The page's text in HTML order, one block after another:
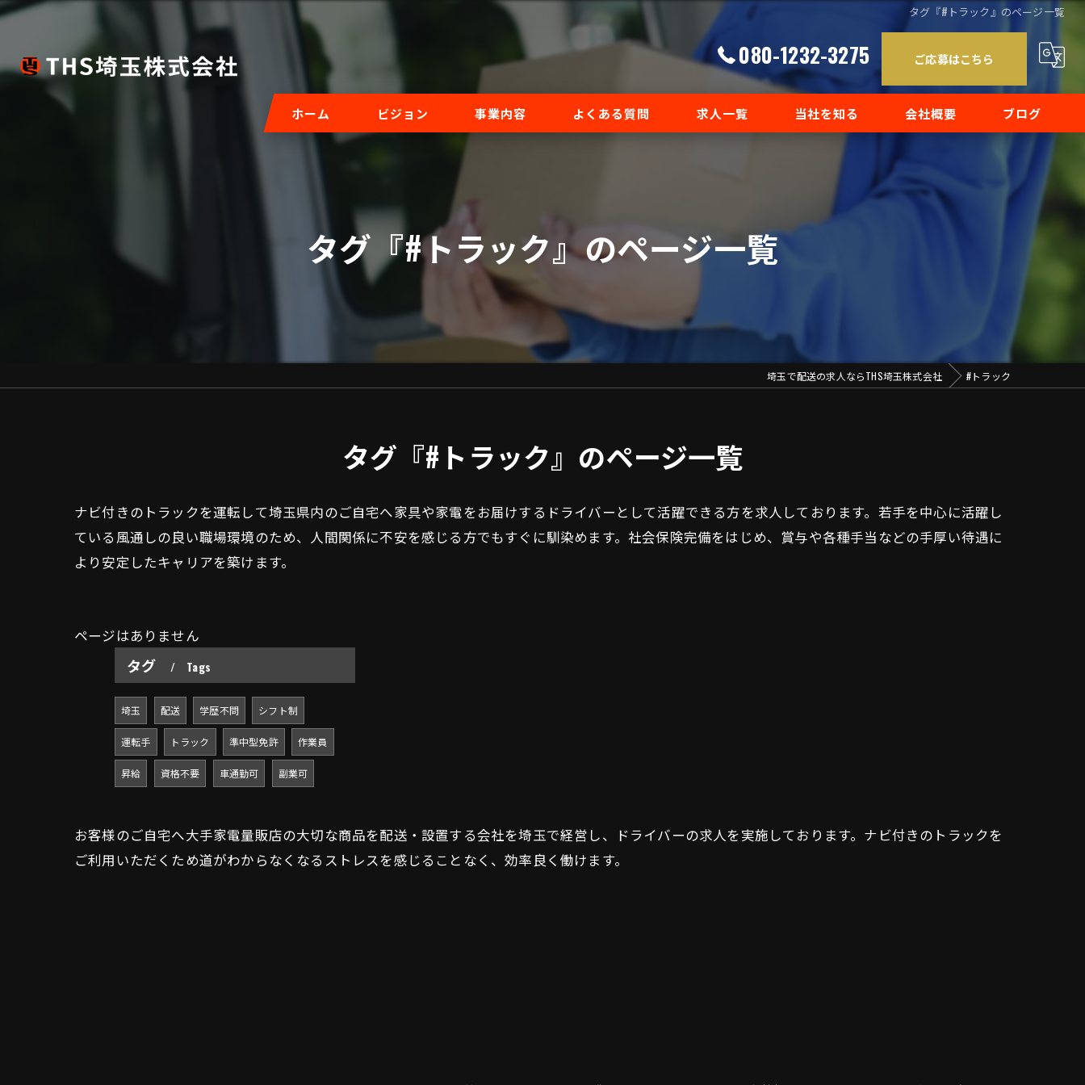
タグ『#トラック』のページ一覧
080-1232-3275 ご応募はこちら
ホーム ビジョン 事業内容 よくある質問 求人一覧 当社を知る 会社概要 ブログ
タグ『#トラック』のページ一覧
埼玉で配送の求人ならTHS埼玉株式会社 #トラック
タグ『#トラック』のページ一覧
ナビ付きのトラックを運転して埼玉県内のご自宅へ家具や家電をお届けするドライバーとして活躍できる方を求人しております。若手を中心に活躍し
ている風通しの良い職場環境のため、人間関係に不安を感じる方でもすぐに馴染めます。社会保険完備をはじめ、賞与や各種手当などの手厚い待遇に
より安定したキャリアを築けます。
ページはありません
タグ Tags
埼玉 配送 学歴不問 シフト制
運転手 トラック 準中型免許 作業員
昇給 資格不要 車通勤可 副業可
お客様のご自宅へ大手家電量販店の大切な商品を配送・設置する会社を埼玉で経営し、ドライバーの求人を実施しております。ナビ付きのトラックを
ご利用いただくため道がわからなくなるストレスを感じることなく、効率良く働けます。